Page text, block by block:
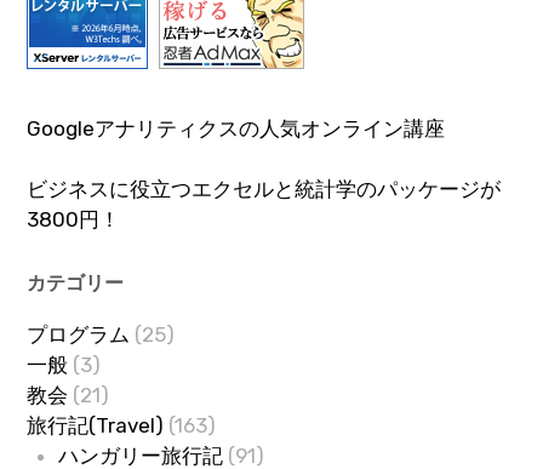
Googleアナリティクスの人気オンライン講座
ビジネスに役立つエクセルと統計学のパッケージが
3800円！
カテゴリー
プログラム (25)
一般 (3)
教会 (21)
旅行記(Travel) (163)
ハンガリー旅行記(91)